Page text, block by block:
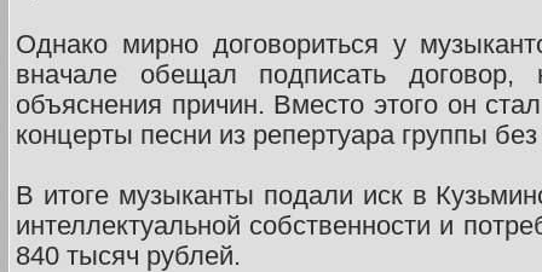
Однако мирно договориться у
вначале обещал подписать договор,
объяснения причин. Вместо этого он
концерты песни из репертуара группы
В итоге музыканты подали иск в
интеллектуальной собственности и
840 тысяч рублей.